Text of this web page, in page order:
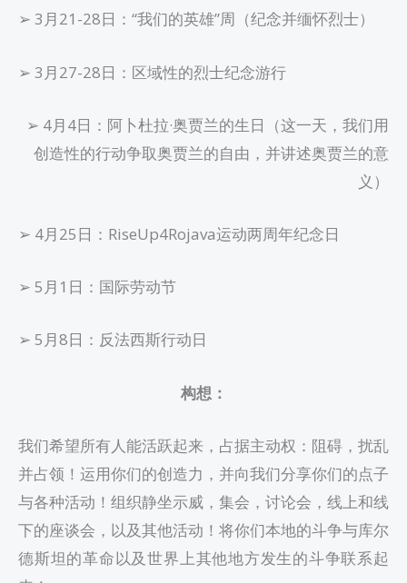
➢ 3月21-28日：“我们的英雄”周（纪念并缅怀烈士）
➢ 3月27-28日：区域性的烈士纪念游行
➢ 4月4日：阿卜杜拉·奥贾兰的生日（这一天，我们用
创造性的行动争取奥贾兰的自由，并讲述奥贾兰的意
义）
➢ 4月25日：RiseUp4Rojava运动两周年纪念日
➢ 5月1日：国际劳动节
➢ 5月8日：反法西斯行动日
构想：
我们希望所有人能活跃起来，占据主动权：阻碍，扰乱
并占领！运用你们的创造力，并向我们分享你们的点子
与各种活动！组织静坐示威，集会，讨论会，线上和线
下的座谈会，以及其他活动！将你们本地的斗争与库尔
德斯坦的革命以及世界上其他地方发生的斗争联系起